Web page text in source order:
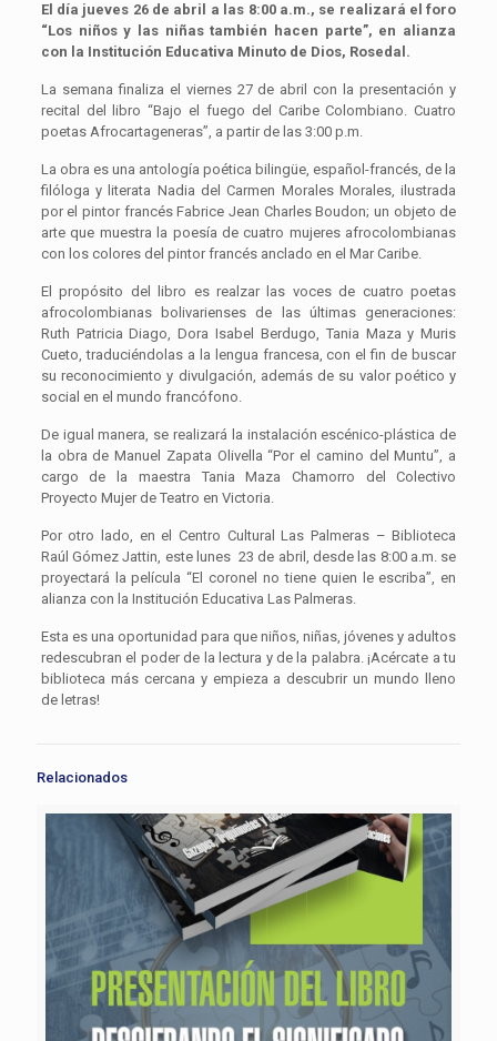
El día jueves 26 de abril a las 8:00 a.m., se realizará el foro
“Los niños y las niñas también hacen parte”, en alianza
con la Institución Educativa Minuto de Dios, Rosedal.
La semana finaliza el viernes 27 de abril con la presentación y
recital del libro “Bajo el fuego del Caribe Colombiano. Cuatro
poetas Afrocartageneras”, a partir de las 3:00 p.m.
La obra es una antología poética bilingüe, español-francés, de la
filóloga y literata Nadia del Carmen Morales Morales, ilustrada
por el pintor francés Fabrice Jean Charles Boudon; un objeto de
arte que muestra la poesía de cuatro mujeres afrocolombianas
con los colores del pintor francés anclado en el Mar Caribe.
El propósito del libro es realzar las voces de cuatro poetas
afrocolombianas bolivarienses de las últimas generaciones:
Ruth Patricia Diago, Dora Isabel Berdugo, Tania Maza y Muris
Cueto, traduciéndolas a la lengua francesa, con el fin de buscar
su reconocimiento y divulgación, además de su valor poético y
social en el mundo francófono.
De igual manera, se realizará la instalación escénico-plástica de
la obra de Manuel Zapata Olivella “Por el camino del Muntu”, a
cargo de la maestra Tania Maza Chamorro del Colectivo
Proyecto Mujer de Teatro en Victoria.
Por otro lado, en el Centro Cultural Las Palmeras – Biblioteca
Raúl Gómez Jattin, este lunes 23 de abril, desde las 8:00 a.m. se
proyectará la película “El coronel no tiene quien le escriba”, en
alianza con la Institución Educativa Las Palmeras.
Esta es una oportunidad para que niños, niñas, jóvenes y adultos
redescubran el poder de la lectura y de la palabra. ¡Acércate a tu
biblioteca más cercana y empieza a descubrir un mundo lleno
de letras!
Relacionados